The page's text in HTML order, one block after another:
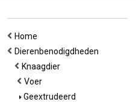
Home
Dierenbenodigdheden
Knaagdier
Voer
Geextrudeerd